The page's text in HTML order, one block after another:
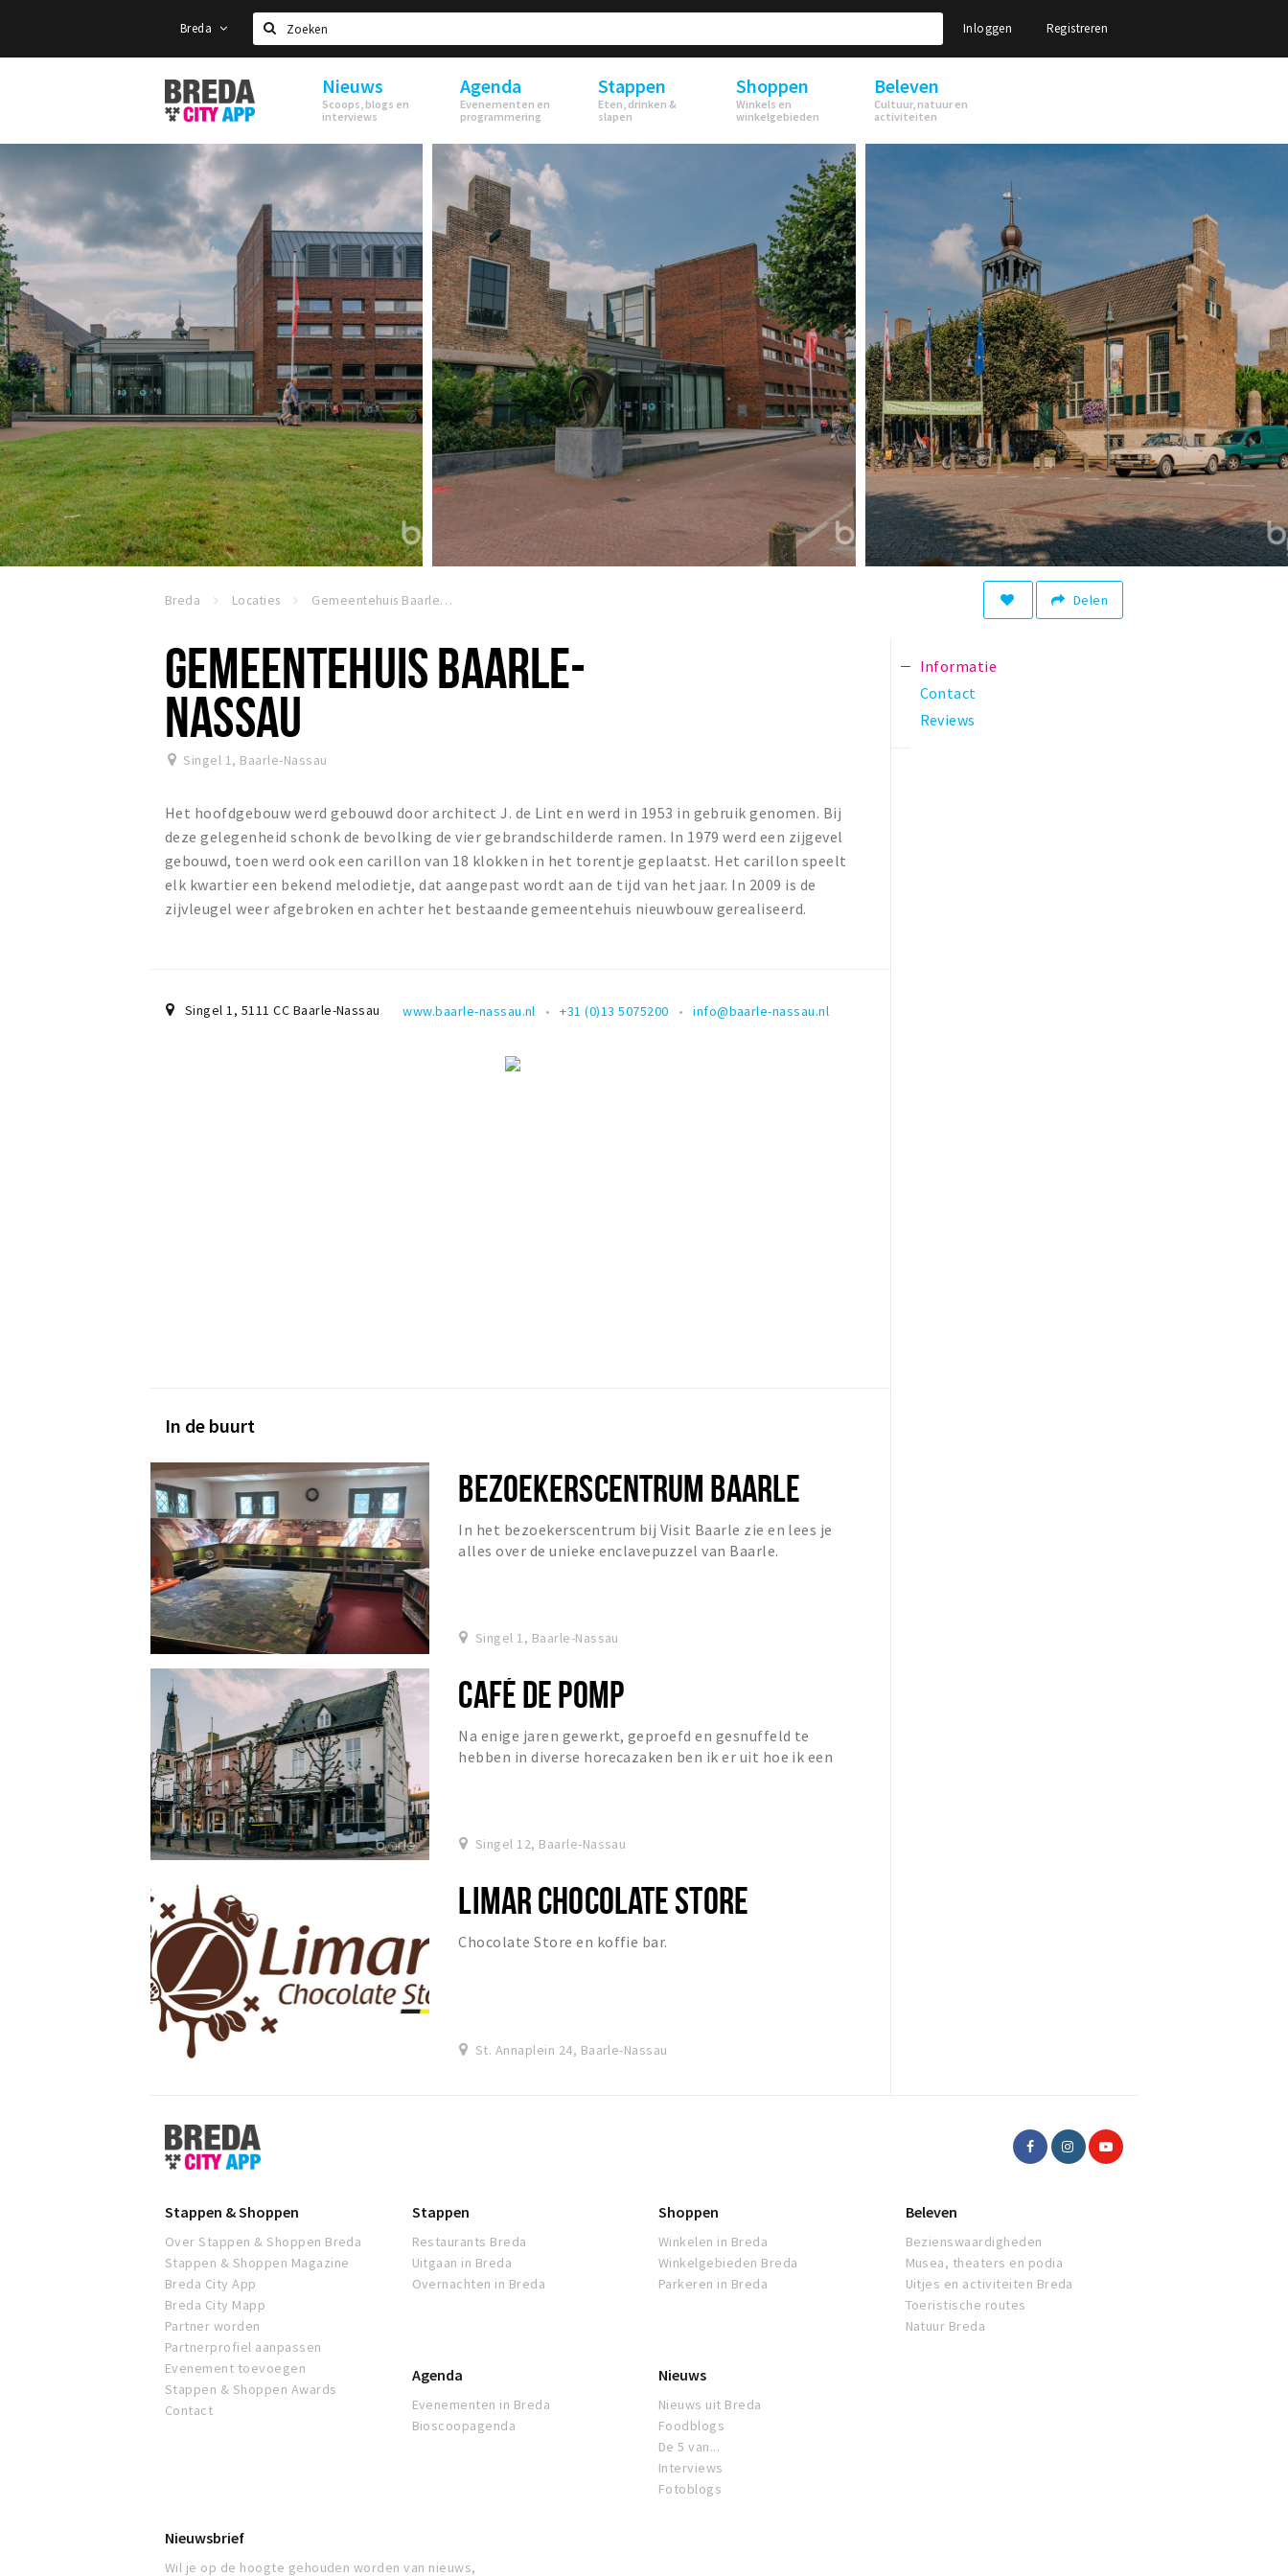
Breda
Zoeken
Inloggen Registreren
Stappen
&
Shoppen
Breda
Nieuws
Scoops, blogs en
interviews
Agenda
Evenementen en
programmering
Stappen
Eten, drinken &
slapen
Shoppen
Winkels en
winkelgebieden
Beleven
Cultuur, natuur en
activiteiten
Breda Locaties Gemeentehuis Baarle-Nassau Delen
GEMEENTEHUIS BAARLE-
NASSAU
Singel 1, Baarle-Nassau
Het hoofdgebouw werd gebouwd door architect J. de Lint en werd in 1953 in gebruik genomen. Bij
deze gelegenheid schonk de bevolking de vier gebrandschilderde ramen. In 1979 werd een zijgevel
gebouwd, toen werd ook een carillon van 18 klokken in het torentje geplaatst. Het carillon speelt
elk kwartier een bekend melodietje, dat aangepast wordt aan de tijd van het jaar. In 2009 is de
zijvleugel weer afgebroken en achter het bestaande gemeentehuis nieuwbouw gerealiseerd.
Singel 1, 5111 CC Baarle-Nassau www.baarle-nassau.nl +31 (0)13 5075200 info@baarle-nassau.nl
In de buurt
BEZOEKERSCENTRUM BAARLE
In het bezoekerscentrum bij Visit Baarle zie en lees je
alles over de unieke enclavepuzzel van Baarle.
Singel 1, Baarle-Nassau
CAFÉ DE POMP
Na enige jaren gewerkt, geproefd en gesnuffeld te
hebben in diverse horecazaken ben ik er uit hoe ik een
Singel 12, Baarle-Nassau
LIMAR CHOCOLATE STORE
Chocolate Store en koffie bar.
St. Annaplein 24, Baarle-Nassau
Informatie
Contact
Reviews
Stappen
&
Shoppen
Stappen & Shoppen
Over Stappen & Shoppen Breda
Stappen & Shoppen Magazine
Breda City App
Breda City Mapp
Partner worden
Partnerprofiel aanpassen
Evenement toevoegen
Stappen & Shoppen Awards
Contact
Stappen
Restaurants Breda
Uitgaan in Breda
Overnachten in Breda
Shoppen
Winkelen in Breda
Winkelgebieden Breda
Parkeren in Breda
Beleven
Bezienswaardigheden
Musea, theaters en podia
Uitjes en activiteiten Breda
Toeristische routes
Natuur Breda
Agenda
Evenementen in Breda
Bioscoopagenda
Nieuws
Nieuws uit Breda
Foodblogs
De 5 van...
Interviews
Fotoblogs
Nieuwsbrief
Wil je op de hoogte gehouden worden van nieuws,